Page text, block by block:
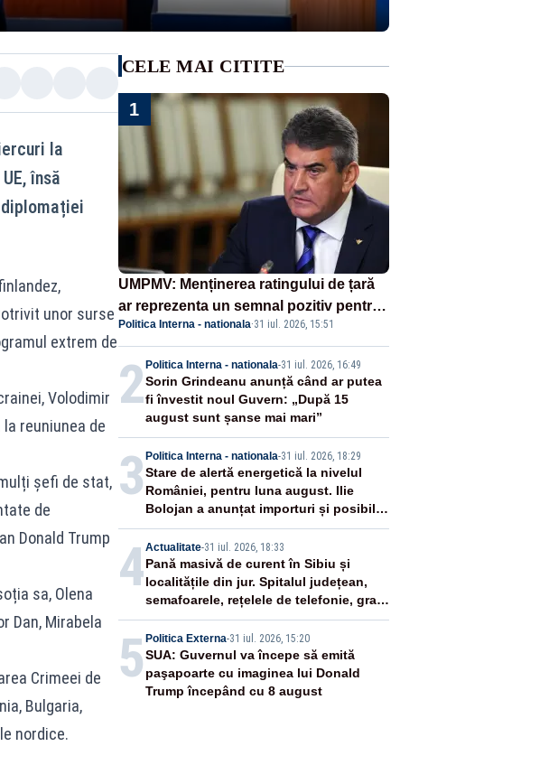
la
însă
unor surse
extrem de
Volodimir
reuniunea de
șefi de stat,
de
Donald Trump
sa, Olena
Dan, Mirabela
Crimeei de
Bulgaria,
nordice.
CELE MAI CITITE
1
UMPMV: Menținerea ratingului de țară
ar reprezenta un semnal pozitiv pentru
România. Autoritățile trebuie să
continue consolidarea stabilității
economice și financiare
Politica Interna - nationala·31 iul. 2026, 15:51
2 Politica Interna - nationala-31 iul. 2026, 16:49
Sorin Grindeanu anunță când ar putea
fi învestit noul Guvern: „După 15
august sunt șanse mai mari”
3 Politica Interna - nationala-31 iul. 2026, 18:29
Stare de alertă energetică la nivelul
României, pentru luna august. Ilie
Bolojan a anunțat importuri și posibile
restricții – VIDEO
4Actualitate-31 iul. 2026, 18:33
Pană masivă de curent în Sibiu și
localitățile din jur. Spitalul județean,
semafoarele, rețelele de telefonie, grav
afectate
5 Politica Externa-31 iul. 2026, 15:20
SUA: Guvernul va începe să emită
paşapoarte cu imaginea lui Donald
Trump începând cu 8 august